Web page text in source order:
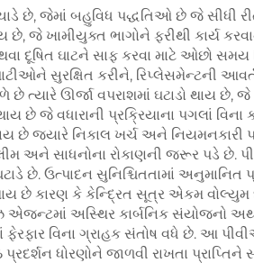
છે, જેમાં બહુવિધ પદ્ધતિઓ છે જે સીધી
જે ખામીયુક્ત ભાગોને ફરીથી કાર્ય
દૂષિત ઘાટને સાફ કરવા માટે ઓછો
સુરક્ષિત કરીને, રિપ્લેસમેન્ટની
છે ત્યારે ઊર્જા વપરાશમાં ઘટાડો થાય
છે જે વધારાની પ્રક્રિયાના પગલાં
છે જ્યારે નિકાલ ખર્ચ અને
અને સાધનોના રોકાણની જરૂર પડે
ઉત્પાદન સુનિશ્ચિતતામાં અનુમાનિત
છે કારણ કે કેન્દ્રિત સૂત્ર એકમ
અસ્થિર કાર્બનિક સંયોજનો
ફેરફાર વિના ગ્રાહક સંતોષ વધે છે. આ
ધોરણોને જાળવી રાખતા